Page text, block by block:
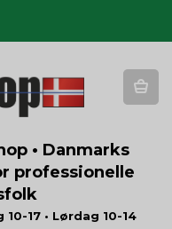
• Danmarks
professionelle
17 • Lørdag 10-14